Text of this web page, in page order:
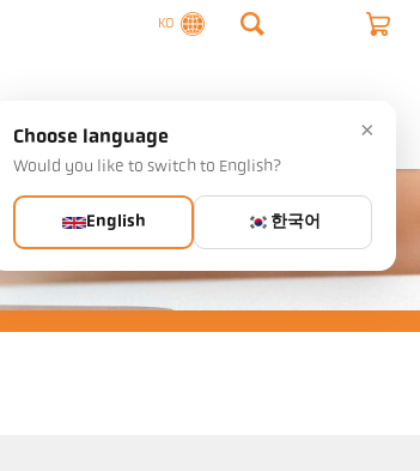
KO
×
Choose language
Would you like to switch to English?
English 한국어